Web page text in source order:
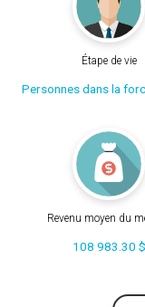
Étape de vie
Personnes dans la
Revenu moyen du
108 983.30 $